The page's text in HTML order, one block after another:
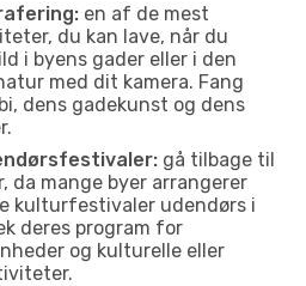
en af de mest
du kan lave, når du
i byens gader eller i den
med dit kamera. Fang
dens gadekunst og dens
gå tilbage til
da mange byer arrangerer
kulturfestivaler udendørs i
deres program for
og kulturelle eller